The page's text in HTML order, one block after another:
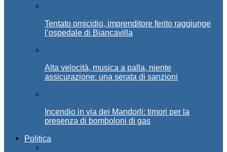
Tentato omicidio, imprenditore ferito raggiunge
l’ospedale di Biancavilla
Alta velocità, musica a palla, niente
assicurazione: una serata di sanzioni
Incendio in via dei Mandorli: timori per la
presenza di bomboloni di gas
Politica